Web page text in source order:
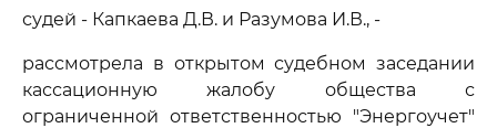
судей - Капкаева Д.В. и Разумова И.В., -
рассмотрела в открытом судебном заседании
кассационную жалобу общества с
ограниченной ответственностью "Энергоучет"